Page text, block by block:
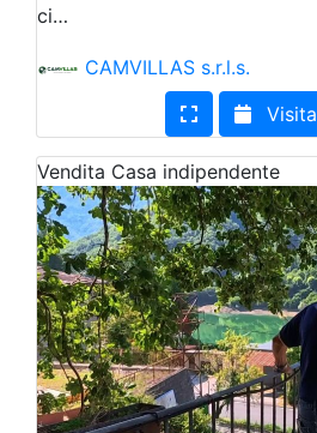
ci…
CAMVILLAS s.r.l.s.
Visita
Vendita Casa indipendente